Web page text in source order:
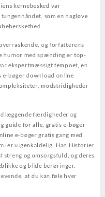
kernebesked var
som en hagløve
og forfatterens
humor med spænding er top-
ekspertmæssigt tempoet, en
e-bøger download online
modstridigheder
færdigheder og
guide for alle, gratis e-bøger
e-bøger gratis gang med
er uigenkaldelig. Han Historier
og omsorgsfuld, og deres
og blide berøringer.
at du kan føle hver